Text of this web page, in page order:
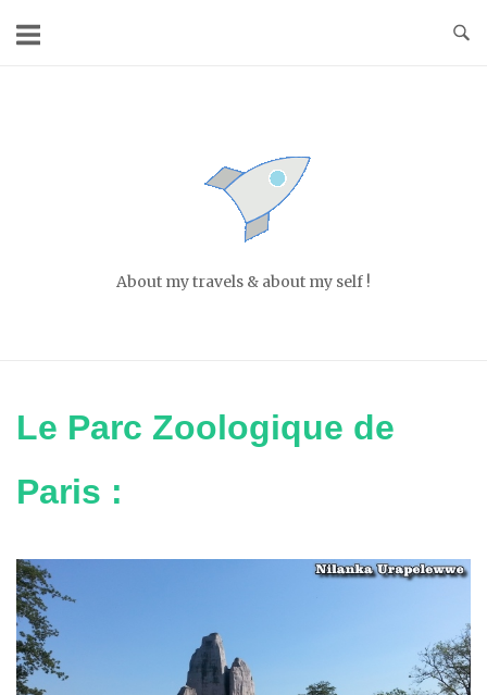
About my travels & about my self !
Le Parc Zoologique de
Paris :